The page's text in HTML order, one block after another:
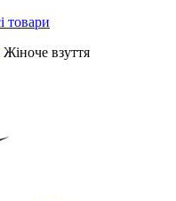
Жіноче взуття